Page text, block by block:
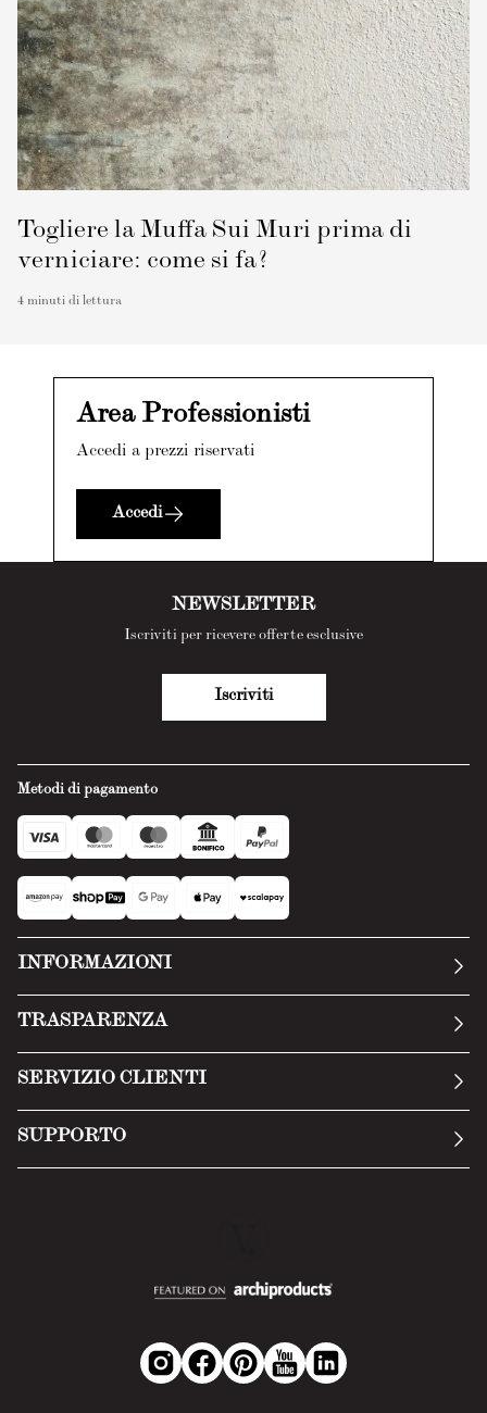
Togliere la Muffa Sui Muri prima di
verniciare: come si fa?
4 minuti di lettura
Area Professionisti
Accedi a prezzi riservati
Accedi
Metodi di pagamento
INFORMAZIONI
TRASPARENZA
Privacy Policy
SERVIZIO CLIENTI
SUPPORTO
NEWSLETTER
Iscriviti per ricevere offerte esclusive
Iscriviti